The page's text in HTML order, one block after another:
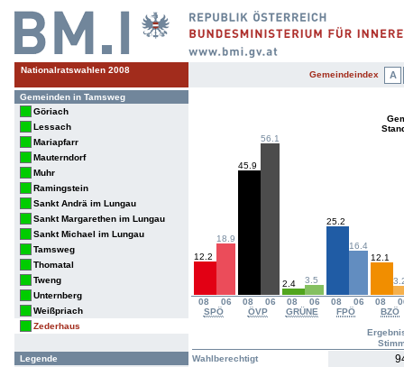
Nationalratswahlen 2008 Gemeindeindex A
Gemeinden in Tamsweg
Göriach
Lessach
Mariapfarr
Mauterndorf
Muhr
Ramingstein
Sankt Andrä im Lungau
Sankt Margarethen im Lungau
Sankt Michael im Lungau
Tamsweg
Thomatal
Tweng
Unternberg
Weißpriach
Zederhaus
Legende
08 06 08 06 08 06 08 06 08
SPÖ
ÖVP GRÜNE FPÖ BZÖ
12.2
18.9
45.9
56.1
2.4 3.5
25.2
16.4
12.1
Wahlberechtigt